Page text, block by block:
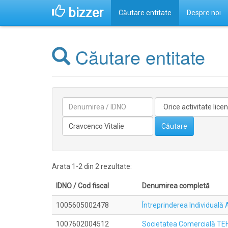
bizzer Căutare entitate Despre noi
Căutare entitate
licentiata
Căutare
Arata 1-2 din 2 rezultate:
IDNO / Cod fiscal Denumirea completă
1005605002478 Întreprinderea Individuală
1007602004512 Societatea Comercială